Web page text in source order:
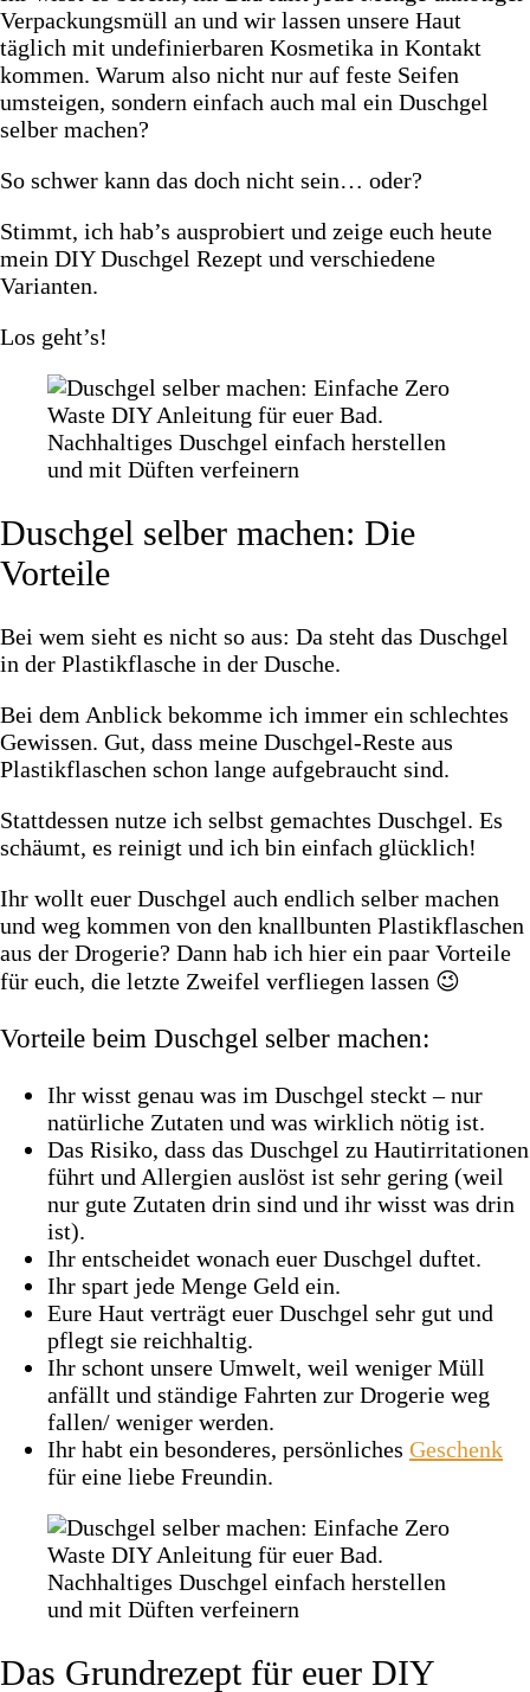
Verpackungsmüll an und wir lassen unsere Haut
täglich mit undefinierbaren Kosmetika in Kontakt
kommen. Warum also nicht nur auf feste Seifen
umsteigen, sondern einfach auch mal ein Duschgel
selber machen?
So schwer kann das doch nicht sein… oder?
Stimmt, ich hab’s ausprobiert und zeige euch heute
mein DIY Duschgel Rezept und verschiedene
Varianten.
Los geht’s!
Duschgel selber machen: Die
Vorteile
Bei wem sieht es nicht so aus: Da steht das Duschgel
in der Plastikflasche in der Dusche.
Bei dem Anblick bekomme ich immer ein schlechtes
Gewissen. Gut, dass meine Duschgel-Reste aus
Plastikflaschen schon lange aufgebraucht sind.
Stattdessen nutze ich selbst gemachtes Duschgel. Es
schäumt, es reinigt und ich bin einfach glücklich!
Ihr wollt euer Duschgel auch endlich selber machen
und weg kommen von den knallbunten Plastikflaschen
aus der Drogerie? Dann hab ich hier ein paar Vorteile
für euch, die letzte Zweifel verfliegen lassen 😉
Vorteile beim Duschgel selber machen:
Ihr wisst genau was im Duschgel steckt – nur
natürliche Zutaten und was wirklich nötig ist.
Das Risiko, dass das Duschgel zu Hautirritationen
führt und Allergien auslöst ist sehr gering (weil
nur gute Zutaten drin sind und ihr wisst was drin
ist).
Ihr entscheidet wonach euer Duschgel duftet.
Ihr spart jede Menge Geld ein.
Eure Haut verträgt euer Duschgel sehr gut und
pflegt sie reichhaltig.
Ihr schont unsere Umwelt, weil weniger Müll
anfällt und ständige Fahrten zur Drogerie weg
fallen/ weniger werden.
Ihr habt ein besonderes, persönliches Geschenk
für eine liebe Freundin.
Das Grundrezept für euer DIY